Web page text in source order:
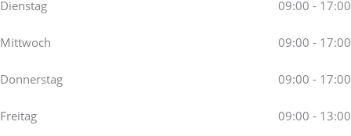
Dienstag 09:00 - 17:00
Mittwoch 09:00 - 17:00
Donnerstag 09:00 - 17:00
Freitag 09:00 - 13:00